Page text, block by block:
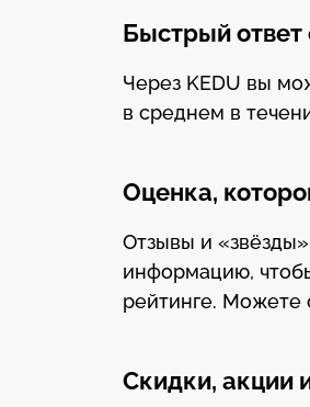
Быстрый ответ
Через KEDU вы
в среднем в
Оценка,
Отзывы и
информацию,
рейтинге. Можете
Скидки, акции